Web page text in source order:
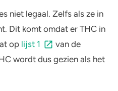
niet legaal. Zelfs als ze in
Dit komt omdat er THC in
op lijst 1
van de
wordt dus gezien als het